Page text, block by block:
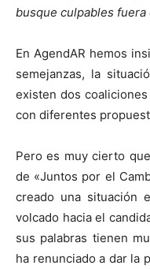
busque culpables
En AgendAR hemos
semejanzas, la
existen dos
con diferentes
Pero es muy cierto
de «Juntos por el
creado una situación
volcado hacia el
sus palabras tienen
ha renunciado a dar la